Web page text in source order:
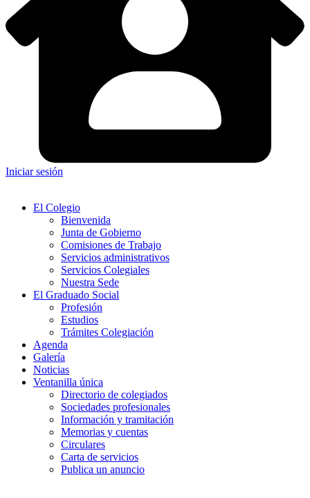
Iniciar sesión
El Colegio
Bienvenida
Junta de Gobierno
Comisiones de Trabajo
Servicios administrativos
Servicios Colegiales
Nuestra Sede
El Graduado Social
Profesión
Estudios
Trámites Colegiación
Agenda
Galería
Noticias
Ventanilla única
Directorio de colegiados
Sociedades profesionales
Información y tramitación
Memorias y cuentas
Circulares
Carta de servicios
Publica un anuncio